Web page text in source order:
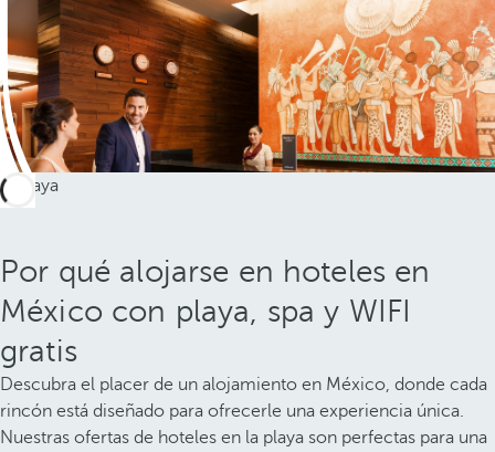
Por qué alojarse en hoteles en
México con playa, spa y WIFI
gratis
Descubra el placer de un alojamiento en México, donde cada
rincón está diseñado para ofrecerle una experiencia única.
Nuestras ofertas de hoteles en la playa son perfectas para una